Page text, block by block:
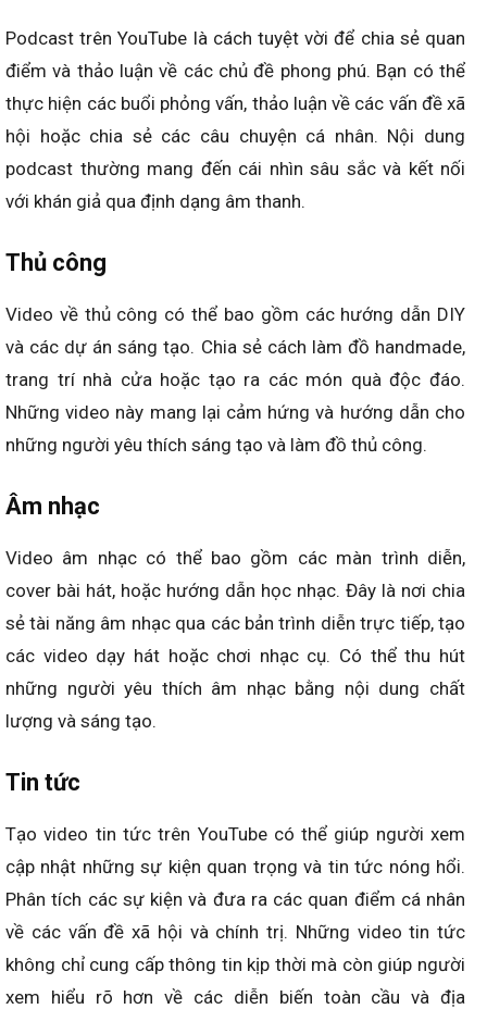
Podcast trên YouTube là cách tuyệt vời để chia sẻ quan
điểm và thảo luận về các chủ đề phong phú. Bạn có thể
thực hiện các buổi phỏng vấn, thảo luận về các vấn đề xã
hội hoặc chia sẻ các câu chuyện cá nhân. Nội dung
podcast thường mang đến cái nhìn sâu sắc và kết nối
với khán giả qua định dạng âm thanh.
Thủ công
Video về thủ công có thể bao gồm các hướng dẫn DIY
và các dự án sáng tạo. Chia sẻ cách làm đồ handmade,
trang trí nhà cửa hoặc tạo ra các món quà độc đáo.
Những video này mang lại cảm hứng và hướng dẫn cho
những người yêu thích sáng tạo và làm đồ thủ công.
Âm nhạc
Video âm nhạc có thể bao gồm các màn trình diễn,
cover bài hát, hoặc hướng dẫn học nhạc. Đây là nơi chia
sẻ tài năng âm nhạc qua các bản trình diễn trực tiếp, tạo
các video dạy hát hoặc chơi nhạc cụ. Có thể thu hút
những người yêu thích âm nhạc bằng nội dung chất
lượng và sáng tạo.
Tin tức
Tạo video tin tức trên YouTube có thể giúp người xem
cập nhật những sự kiện quan trọng và tin tức nóng hổi.
Phân tích các sự kiện và đưa ra các quan điểm cá nhân
về các vấn đề xã hội và chính trị. Những video tin tức
không chỉ cung cấp thông tin kịp thời mà còn giúp người
xem hiểu rõ hơn về các diễn biến toàn cầu và địa